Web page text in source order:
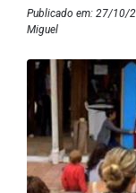
Publicado em: 27/10/
Miguel